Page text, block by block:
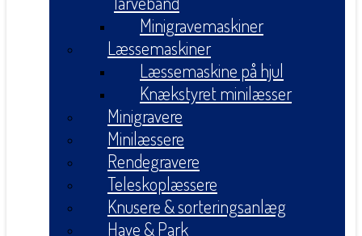
Minigravemaskiner
Læssemaskiner
Læssemaskine på hjul
Knækstyret minilæsser
Minigravere
Minilæssere
Rendegravere
Teleskoplæssere
Knusere & sorteringsanlæg
Have & Park